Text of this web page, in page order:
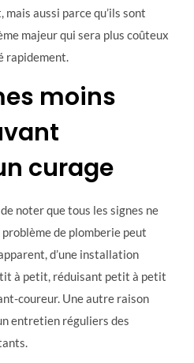
mais aussi parce qu’ils sont
majeur qui sera plus coûteux
rapidement.
moins
curage
noter que tous les signes ne
de plomberie peut
d’une installation
à petit, réduisant petit à petit
coureur. Une autre raison
entretien réguliers des